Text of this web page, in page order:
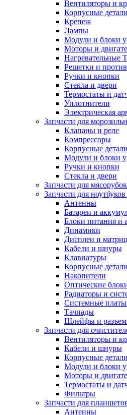
Вентиляторы и
Корпусные детали
Крепеж
Лампы
Модули и блоки
Моторы и
Нагревательные
Решетки и
Ручки и кнопки
Стекла и двери
Термостаты и
Уплотнители
Электрическая
Запчасти для
Клапаны и реле
Компрессоры
Корпусные детали
Модули и блоки
Ручки и кнопки
Стекла и двери
Запчасти для
Запчасти для
Антенны
Батареи и
Блоки питания и
Динамики
Дисплеи и
Кабели и шнуры
Клавиатуры
Корпусные детали
Накопители
Оптические
Радиаторы и
Системные
Тачпады
Шлейфы и
Запчасти для
Вентиляторы и
Кабели и шнуры
Корпусные детали
Модули и блоки
Моторы и
Термостаты и
Фильтры
Запчасти для
Антенны